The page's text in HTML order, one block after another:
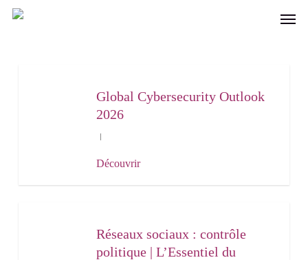
Skip
Menu
Global Cybersecurity Outlook
2026
Découvrir
Réseaux sociaux : contrôle
politique | L’Essentiel du